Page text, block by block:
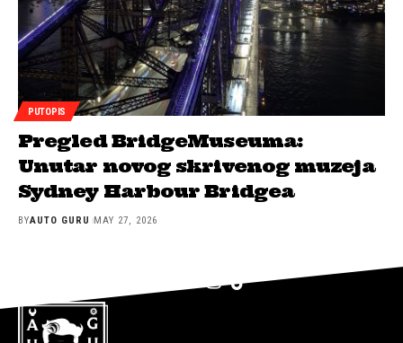
PUTOPIS
Pregled BridgeMuseuma:
Unutar novog skrivenog muzeja
Sydney Harbour Bridgea
BYAUTO GURU MAY 27, 2026